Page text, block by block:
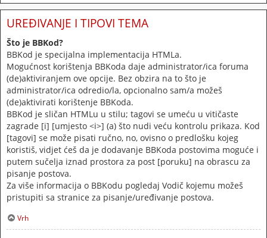
UREĐIVANJE I TIPOVI TEMA
Što je BBKod?
BBKod je specijalna implementacija HTMLa.
Mogućnost korištenja BBKoda daje administrator/ica foruma
(de)aktiviranjem ove opcije. Bez obzira na to što je
administrator/ica odredio/la, opcionalno sam/a možeš
(de)aktivirati korištenje BBKoda.
BBKod je sličan HTMLu u stilu; tagovi se umeću u vitičaste
zagrade [i] [umjesto <i>] (a) što nudi veću kontrolu prikaza. Kod
[tagovi] se može pisati ručno, no, ovisno o predlošku kojeg
koristiš, vidjet ćeš da je dodavanje BBKoda postovima moguće i
putem sučelja iznad prostora za post [poruku] na obrascu za
pisanje postova.
Za više informacija o BBKodu pogledaj Vodič kojemu možeš
pristupiti sa stranice za pisanje/uređivanje postova.
Vrh